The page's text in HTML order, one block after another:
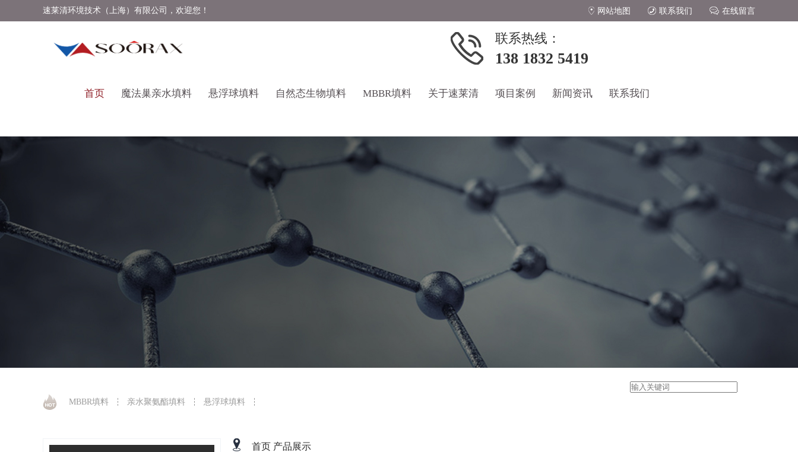
速莱清环境技术（上海）有限公司，欢迎您！ 网站地图 联系我们 在线留言
联系热线：
138 1832 5419
首页 魔法巢亲水填料 悬浮球填料 自然态生物填料 MBBR填料 关于速莱清 项目案例 新闻资讯 联系我们
MBBR填料 亲水聚氨酯填料 悬浮球填料
首页 产品展示